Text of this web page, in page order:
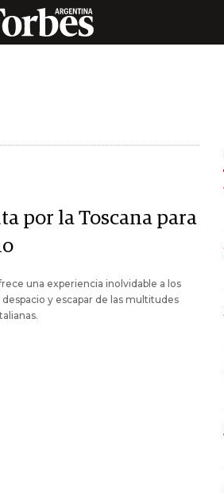
por la Toscana para
una experiencia inolvidable a los
y escapar de las multitudes